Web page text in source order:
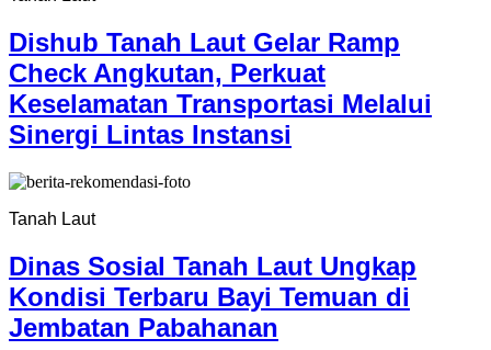
Dishub Tanah Laut Gelar Ramp
Check Angkutan, Perkuat
Keselamatan Transportasi Melalui
Sinergi Lintas Instansi
Tanah Laut
Dinas Sosial Tanah Laut Ungkap
Kondisi Terbaru Bayi Temuan di
Jembatan Pabahanan